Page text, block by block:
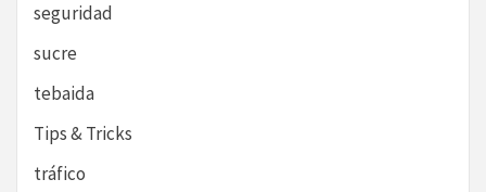
seguridad
sucre
tebaida
Tips & Tricks
tráfico